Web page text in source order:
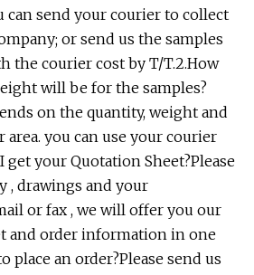
can send your courier to collect
or send us the samples
the courier cost by T/T.2.How
will be for the samples?
on the quantity, weight and
area. you can use your courier
get your Quotation Sheet?Please
, drawings and your
or fax , we will offer you our
and order information in one
place an order?Please send us